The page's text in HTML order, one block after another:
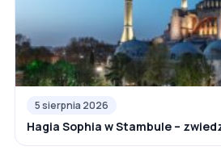
5 sierpnia 2026
Hagia Sophia w Stambule –